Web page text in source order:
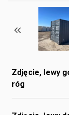
Zdjęcie, lewy
róg